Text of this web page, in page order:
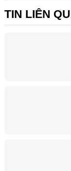
TIN LIÊN